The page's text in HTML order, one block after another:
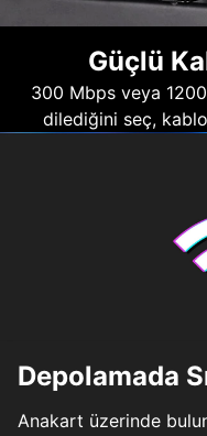
Güçlü
300 Mbps veya
dilediğini seç,
Depolamada
Anakart üzerinde